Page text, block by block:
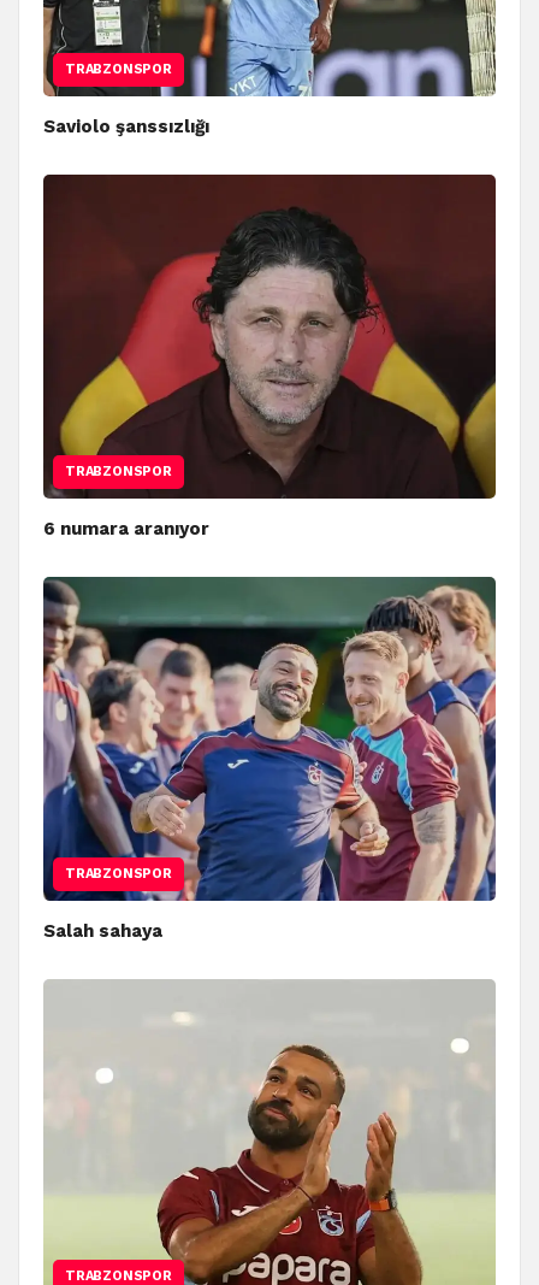
TRABZONSPOR
Saviolo şanssızlığı
TRABZONSPOR
6 numara aranıyor
TRABZONSPOR
Salah sahaya
TRABZONSPOR